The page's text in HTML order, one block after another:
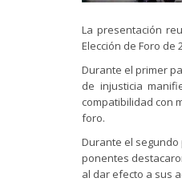
La presentación
Elección de Foro
Durante el primer
de injusticia
compatibilidad con
foro.
Durante el
ponentes
al dar efecto a sus